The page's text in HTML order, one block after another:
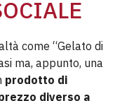
come “Gelato di
ma, appunto, una
prodotto di
diverso a